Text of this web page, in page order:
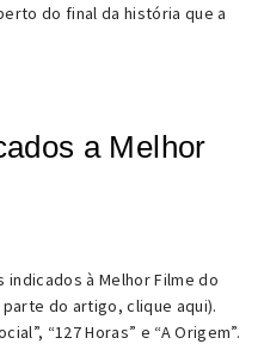
do final da história que a
a Melhor
indicados à Melhor Filme do
do artigo, clique aqui).
“127 Horas” e “A Origem”.